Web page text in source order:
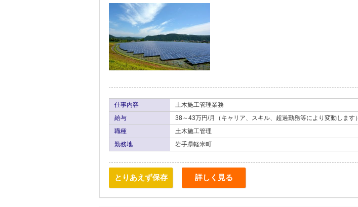
仕事内容
土木施工管理業務
給与
38～43万円/月（キャリア、スキル、超過勤務等により変動します）
職種
土木施工管理
勤務地
岩手県軽米町
とりあえず保存 詳しく見る